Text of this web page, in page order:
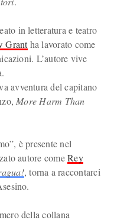
in letteratura e teatro
Grantha lavorato come
L’autore vive
avventura del capitano
More Harm Than
è presente nel
autore comeRey
, torna a raccontarci
della collana